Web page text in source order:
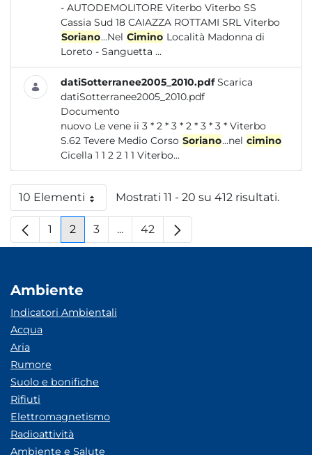
- AUTODEMOLITORE Viterbo Viterbo SS
Cassia Sud 18 CAIAZZA ROTTAMI SRL Viterbo
Soriano...Nel Cimino Località Madonna di
Loreto - Sanguetta ...
datiSotterranee2005_2010.pdf Scarica
datiSotterranee2005_2010.pdf
Documento
nuovo Le vene ii 3 * 2 * 3 * 2 * 3 * 3 * Viterbo
S.62 Tevere Medio Corso Soriano...nel cimino
Cicella 1 1 2 2 1 1 Viterbo...
10 ElementiPer paginaMostrati 11 - 20 su 412 risultati.
Pagina
1 Pagina
2 Pagina
3 ...Pagine intermedie
Pagina
42
Ambiente
Indicatori Ambientali
Acqua
Aria
Rumore
Suolo e bonifiche
Rifiuti
Elettromagnetismo
Radioattività
Ambiente e Salute